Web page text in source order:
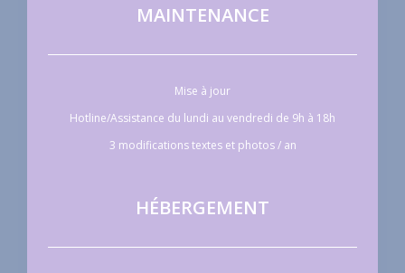
MAINTENANCE
Mise à jour
Hotline/Assistance du lundi au vendredi de 9h à 18h
3 modifications textes et photos / an
HÉBERGEMENT